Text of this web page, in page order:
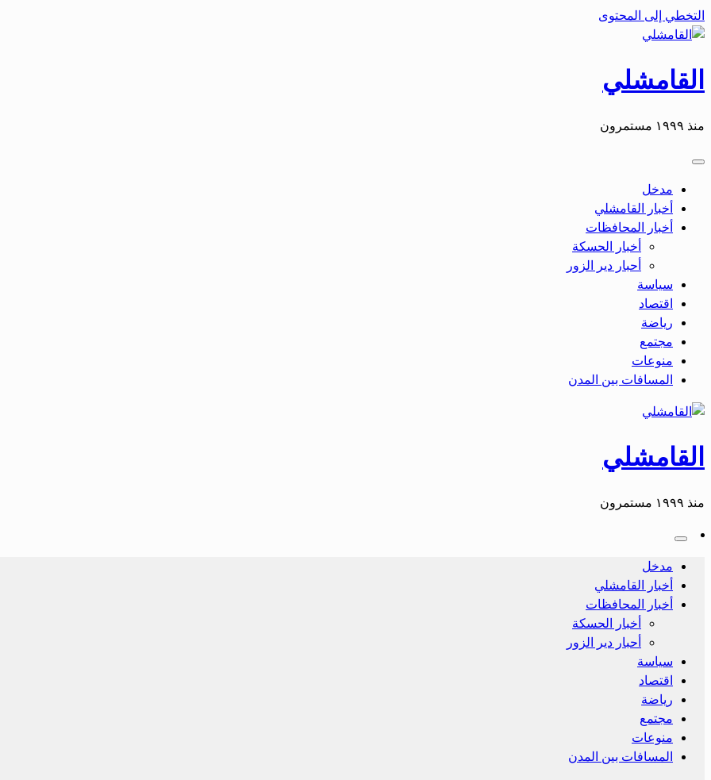
التخطي إلى المحتوى
القامشلي
منذ ١٩٩٩ مستمرون
مدخل
أخبار القامشلي
أخبار المحافظات
أخبار الحسكة
أحبار دير الزور
سياسة
اقتصاد
رياضة
مجتمع
منوعات
المسافات بين المدن
القامشلي
منذ ١٩٩٩ مستمرون
مدخل
أخبار القامشلي
أخبار المحافظات
أخبار الحسكة
أحبار دير الزور
سياسة
اقتصاد
رياضة
مجتمع
منوعات
المسافات بين المدن